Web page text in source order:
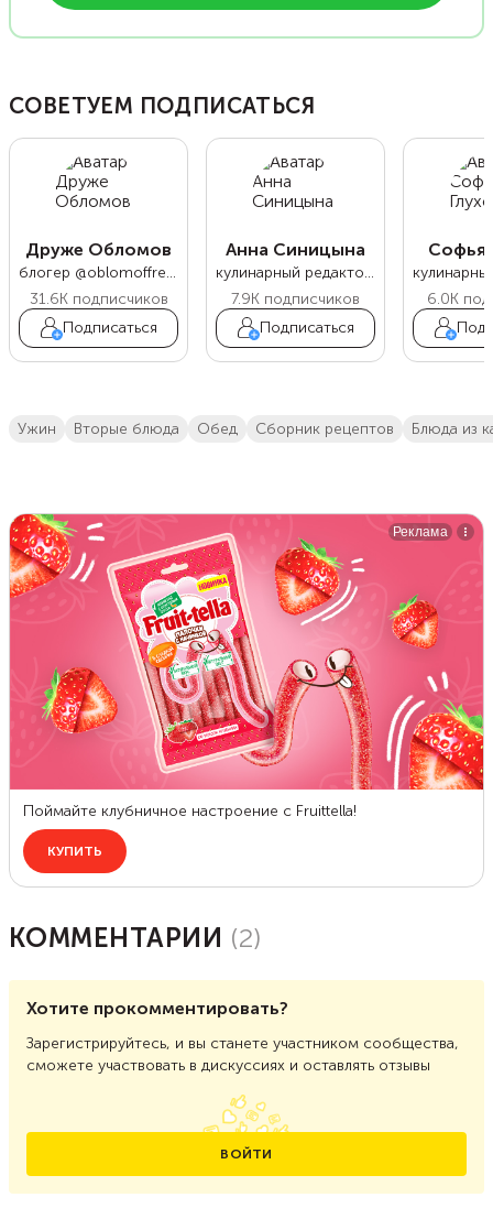
СОВЕТУЕМ ПОДПИСАТЬСЯ
Друже Обломов
блогер @oblomoffrecipe
31.6Kподписчиков
Подписаться
Анна Синицына
кулинарный редактор Food.ru
7.9K подписчиков
Подписаться
Софья
6.0K
ужин вторые блюда обед сборник рецептов блюда из
КОММЕНТАРИИ (2)
Хотите прокомментировать?
Зарегистрируйтесь, и вы станете участником сообщества,
сможете участвовать в дискуссиях и оставлять отзывы
ВОЙТИ